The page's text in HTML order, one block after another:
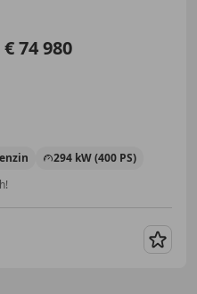
€ 74 980
294 kW (400 PS)